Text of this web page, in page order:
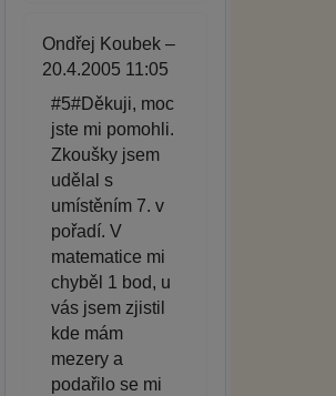
Ondřej Koubek –
20.4.2005 11:05
#5#Děkuji, moc
jste mi pomohli.
Zkoušky jsem
udělal s
umístěním 7. v
pořadí. V
matematice mi
chyběl 1 bod, u
vás jsem zjistil
kde mám
mezery a
podařilo se mi